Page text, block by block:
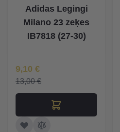
Adidas Legingi
Milano 23 zeķes
IB7818 (27-30)
Īpaša Cena
9,10 €
13,00 €